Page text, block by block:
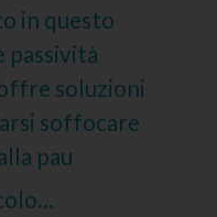
in questo
soluzioni
soffocare
pau